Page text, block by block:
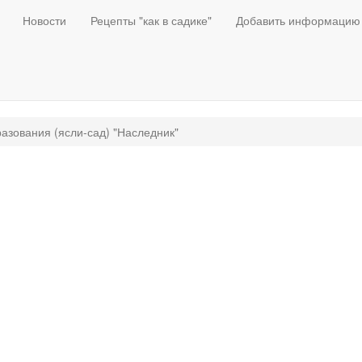
Новости Рецепты "как в садике" Добавить
(ясли-сад) "Наследник"